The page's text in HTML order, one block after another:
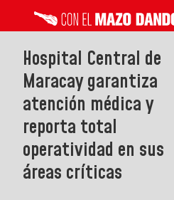
Hospital Central de
Maracay garantiza
atención médica y
reporta total
operatividad en sus
áreas críticas